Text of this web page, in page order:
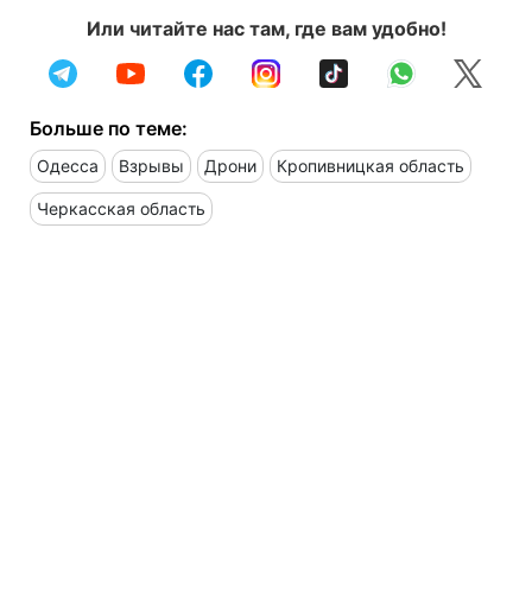
Или читайте нас там, где вам удобно!
Больше по теме:
Одесса Взрывы Дрони Кропивницкая область
Черкасская область